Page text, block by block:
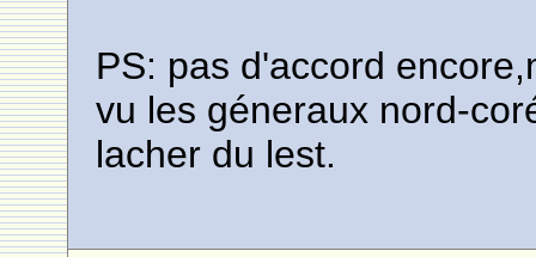
PS: pas d'accord
vu les géneraux nord-
lacher du lest.